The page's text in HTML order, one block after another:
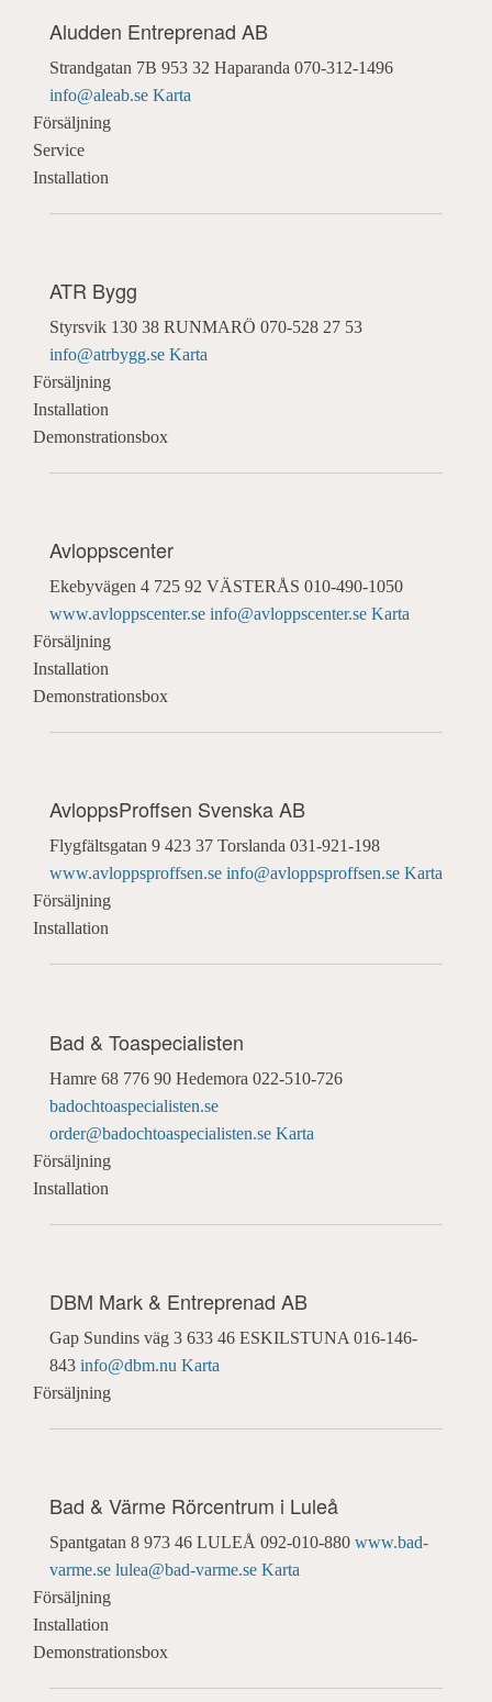
Aludden Entreprenad AB
Strandgatan 7B 953 32 Haparanda 070-312-1496
info@aleab.se Karta
Försäljning
Service
Installation
ATR Bygg
Styrsvik 130 38 RUNMARÖ 070-528 27 53
info@atrbygg.se Karta
Försäljning
Installation
Demonstrationsbox
Avloppscenter
Ekebyvägen 4 725 92 VÄSTERÅS 010-490-1050
www.avloppscenter.se info@avloppscenter.se Karta
Försäljning
Installation
Demonstrationsbox
AvloppsProffsen Svenska AB
Flygfältsgatan 9 423 37 Torslanda 031-921-198
www.avloppsproffsen.se info@avloppsproffsen.se Karta
Försäljning
Installation
Bad & Toaspecialisten
Hamre 68 776 90 Hedemora 022-510-726
badochtoaspecialisten.se
order@badochtoaspecialisten.se Karta
Försäljning
Installation
DBM Mark & Entreprenad AB
Gap Sundins väg 3 633 46 ESKILSTUNA 016-146-
843 info@dbm.nu Karta
Försäljning
Bad & Värme Rörcentrum i Luleå
Spantgatan 8 973 46 LULEÅ 092-010-880 www.bad-
varme.se lulea@bad-varme.se Karta
Försäljning
Installation
Demonstrationsbox